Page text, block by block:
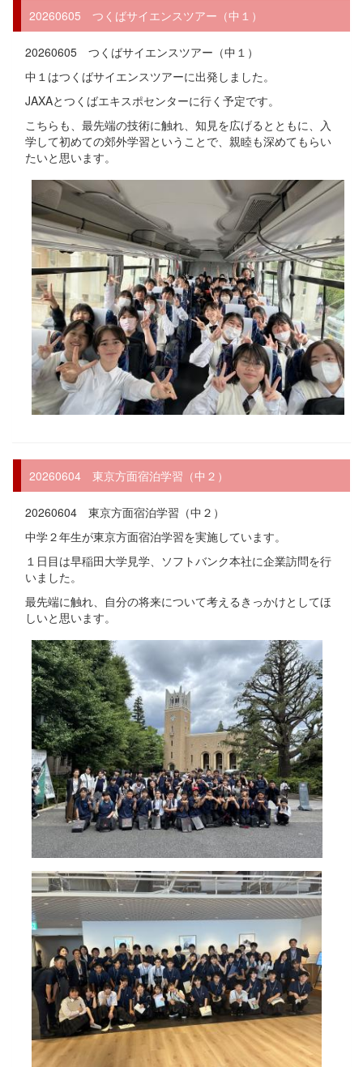
20260605 つくばサイエンスツアー（中１）
20260605 つくばサイエンスツアー（中１）
中１はつくばサイエンスツアーに出発しました。
JAXAとつくばエキスポセンターに行く予定です。
こちらも、最先端の技術に触れ、知見を広げるとともに、入
学して初めての郊外学習ということで、親睦も深めてもらい
たいと思います。
20260604 東京方面宿泊学習（中２）
20260604 東京方面宿泊学習（中２）
中学２年生が東京方面宿泊学習を実施しています。
１日目は早稲田大学見学、ソフトバンク本社に企業訪問を行
いました。
最先端に触れ、自分の将来について考えるきっかけとしてほ
しいと思います。